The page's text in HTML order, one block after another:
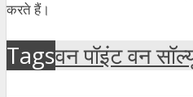
करते हैं।
Tagsवन पॉइंट वन